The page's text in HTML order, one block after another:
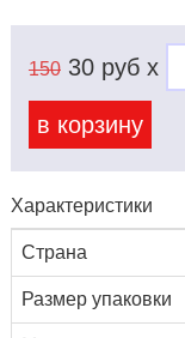
150 30 руб x
в корзину
Характеристики
Страна
Размер упаковки